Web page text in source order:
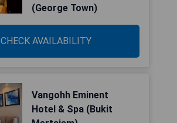
(George Town)
CHECK AVAILABILITY
Vangohh Eminent
Hotel & Spa (Bukit